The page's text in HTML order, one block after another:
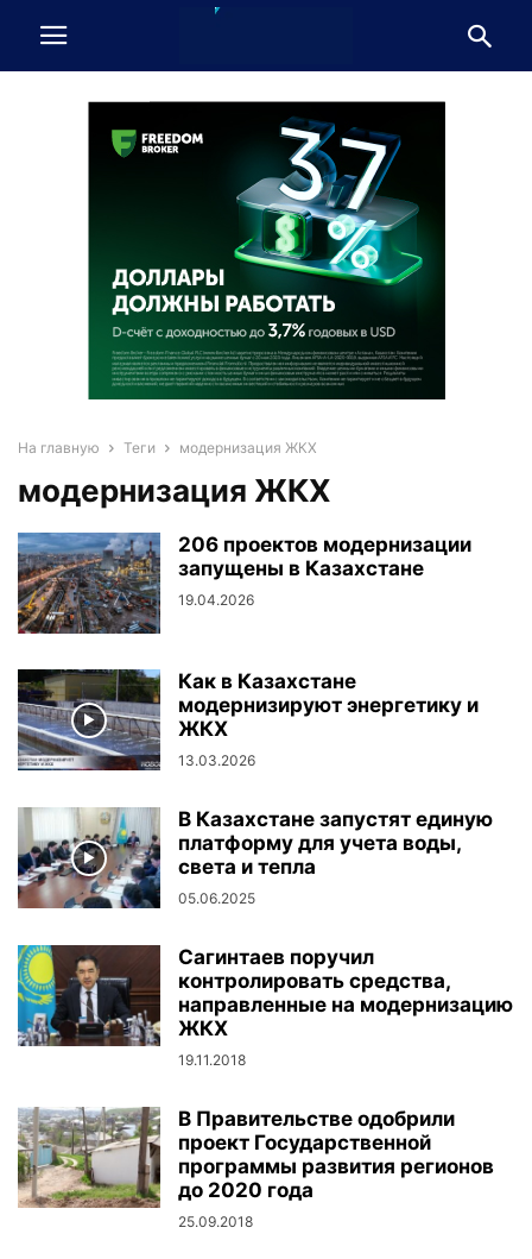
На главную Теги модернизация ЖКХ
модернизация ЖКХ
206 проектов модернизации
запущены в Казахстане
19.04.2026
Как в Казахстане
модернизируют энергетику и
ЖКХ
13.03.2026
В Казахстане запустят единую
платформу для учета воды,
света и тепла
05.06.2025
Сагинтаев поручил
контролировать средства,
направленные на модернизацию
ЖКХ
19.11.2018
В Правительстве одобрили
проект Государственной
программы развития регионов
до 2020 года
25.09.2018